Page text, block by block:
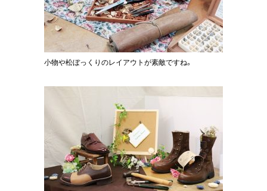
小物や松ぼっくりのレイアウトが素敵ですね。